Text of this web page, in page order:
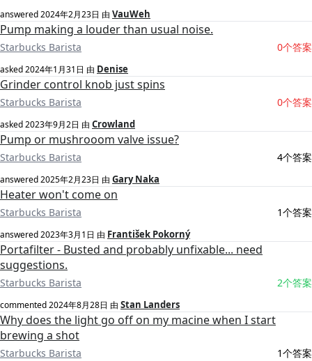
answered2024年2月23日 由 VauWeh
Pump making a louder than usual noise.
Starbucks Barista 0个答案
asked2024年1月31日 由 Denise
Grinder control knob just spins
Starbucks Barista 0个答案
asked2023年9月2日 由 Crowland
Pump or mushrooom valve issue?
Starbucks Barista 4个答案
answered2025年2月23日 由 Gary Naka
Heater won't come on
Starbucks Barista 1个答案
answered2023年3月1日 由 František Pokorný
Portafilter - Busted and probably unfixable... need
suggestions.
Starbucks Barista 2个答案
commented2024年8月28日 由 Stan Landers
Why does the light go off on my macine when I start
brewing a shot
Starbucks Barista 1个答案